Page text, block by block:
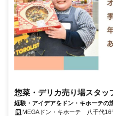
惣菜・デリカ売り場スタッ
経験・アイデアをドン・キホーテの
MEGAドン・キホーテ 八千代16